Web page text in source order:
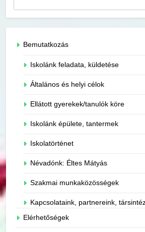
Bemutatkozás
Iskolánk feladata, küldetése
Általános és helyi célok
Ellátott gyerekek/tanulók köre
Iskolánk épülete, tantermek
Iskolatörténet
Névadónk: Éltes Mátyás
Szakmai munkaközösségek
Kapcsolataink, partnereink,
Elérhetőségek